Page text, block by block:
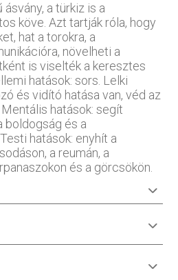
a türkiz is a
köve. Azt tartják róla, hogy
hat a torokra, a
növelheti a
is viselték a keresztes
hatások: sors. Lelki
és vidító hatása van, véd az
hatások: segít
boldogság és a
hatások: enyhít a
a reumán, a
és a görcsökön.